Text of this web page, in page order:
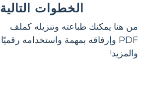
الخطوات التالية
من هنا يمكنك طباعته وتنزيله كملف
PDF وإرفاقه بمهمة واستخدامه رقميًا
والمزيد!